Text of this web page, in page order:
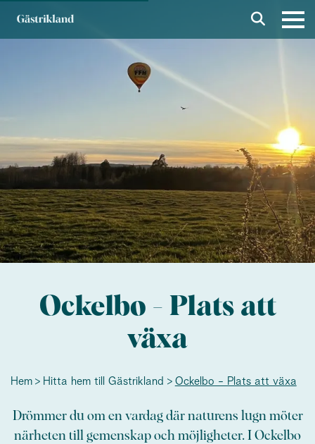
Ockelbo - Plats att
växa
Hem Hitta hem till Gästrikland Ockelbo - Plats att växa
Drömmer du om en vardag där naturens lugn möter
närheten till gemenskap och möjligheter. I Ockelbo